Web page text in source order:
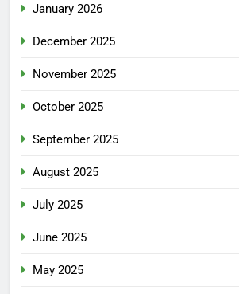
January 2026
December 2025
November 2025
October 2025
September 2025
August 2025
July 2025
June 2025
May 2025